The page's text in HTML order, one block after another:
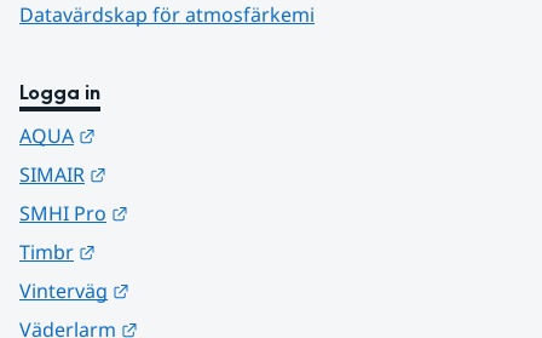
Datavärdskap för atmosfärkemi
Logga in
AQUA
SIMAIR
SMHI Pro
Timbr
Vinterväg
Väderlarm